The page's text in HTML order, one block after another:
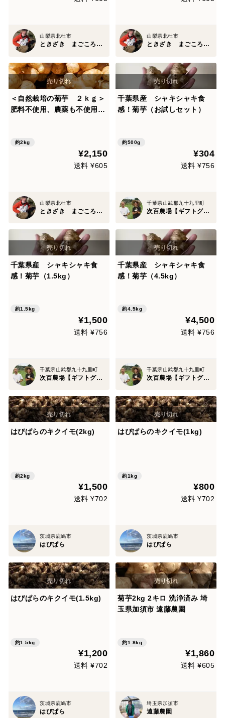
山梨県北杜市
ときざき まごころ 農園
山梨県北杜市
ときざき まごころ 農園
＜自然栽培の菊芋 ２ｋｇ＞
肥料不使用、農薬も不使用、
菊芋≫を八ヶ岳南麓よりお届
約2kg
¥2,150
送料 ¥605
山梨県北杜市
ときざき まごころ 農園
千葉県産 シャキシャキ食
感！菊芋（お試しセット）
約500g
¥304
送料 ¥756
千葉県山武郡九十九里町
次百農場【ギフトグランプリ2026ダブル受賞】
千葉県産 シャキシャキ食
感！菊芋（1.5kg）
約1.5kg
¥1,500
送料 ¥756
千葉県山武郡九十九里町
次百農場【ギフトグランプリ2026ダブル受賞】
千葉県産 シャキシャキ食
感！菊芋（4.5kg）
約4.5kg
¥4,500
送料 ¥756
千葉県山武郡九十九里町
次百農場【ギフトグランプリ2026ダブル受賞】
はぴぱらのキクイモ(2kg)
約2kg
¥1,500
送料 ¥702
茨城県鹿嶋市
はぴぱら
はぴぱらのキクイモ(1kg)
約1kg
¥800
送料 ¥702
茨城県鹿嶋市
はぴぱら
はぴぱらのキクイモ(1.5kg)
約1.5kg
¥1,200
送料 ¥702
茨城県鹿嶋市
はぴぱら
菊芋2kg 2キロ 洗浄済み 埼
玉県加須市 遠藤農園
約1.8kg
¥1,860
送料 ¥605
埼玉県加須市
遠藤農園